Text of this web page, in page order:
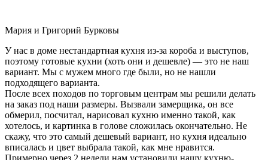
Мария и Григорий Бурковы
У нас в доме нестандартная кухня из-за короба и выступов,
поэтому готовые кухни (хоть они и дешевле) — это не наш
вариант. Мы с мужем много где были, но не нашли
подходящего варианта.
После всех походов по торговым центрам мы решили делать
на заказ под наши размеры. Вызвали замерщика, он все
обмерил, посчитал, нарисовал кухню именно такой, как
хотелось, и картинка в голове сложилась окончательно. Не
скажу, что это самый дешевый вариант, но кухня идеально
вписалась и цвет выбрала такой, как мне нравится.
Примерно через 2 недели нам установили нашу кухню-